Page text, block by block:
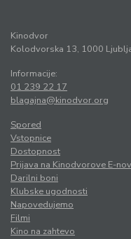
Kinodvor
Kolodvorska 13, 1000
Informacije:
01 239 22 17
blagajna@kinodvor.org
Spored
Vstopnice
Dostopnost
Prijava na Kinodvorove E-
Darilni boni
Klubske ugodnosti
Napovedujemo
Filmi
Kino na zahtevo